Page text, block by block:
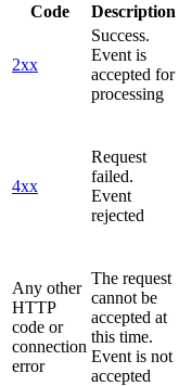
Code Description
2xx
Success.
Event is
accepted for
processing
4xx
Request
failed.
Event
rejected
Any other
HTTP
code or
connection
error
The request
cannot be
accepted at
this time.
Event is not
accepted